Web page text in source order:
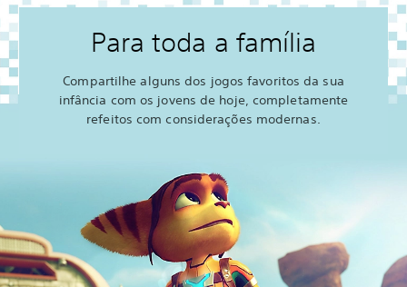
Para toda a família
Compartilhe alguns dos jogos favoritos da sua
infância com os jovens de hoje, completamente
refeitos com considerações modernas.